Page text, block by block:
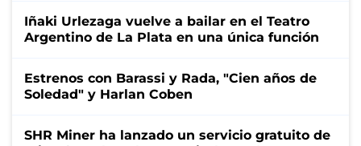
Iñaki Urlezaga vuelve a bailar en el Teatro
Argentino de La Plata en una única función
Estrenos con Barassi y Rada, "Cien años de
Soledad" y Harlan Coben
SHR Miner ha lanzado un servicio gratuito de